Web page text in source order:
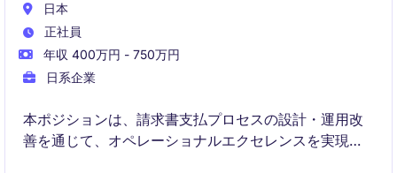
日本
正社員
年収 400万円 - 750万円
日系企業
本ポジションは、請求書支払プロセスの設計・運用改
善を通じて、オペレーショナルエクセレンスを実現す